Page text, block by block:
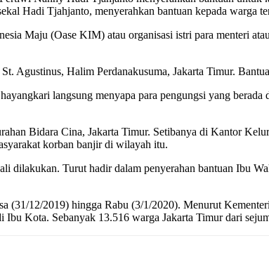
Hadi Tjahjanto, menyerahkan bantuan kepada warga
Maju (Oase KIM) atau organisasi istri para menteri
Agustinus, Halim Perdanakusuma, Jakarta Timur.
langsung menyapa para pengungsi yang
Bidara Cina, Jakarta Timur. Setibanya di Kantor
korban banjir di wilayah itu.
dilakukan. Turut hadir dalam penyerahan bantuan Ibu
(31/12/2019) hingga Rabu (3/1/2020). Menurut
Kota. Sebanyak 13.516 warga Jakarta Timur dari